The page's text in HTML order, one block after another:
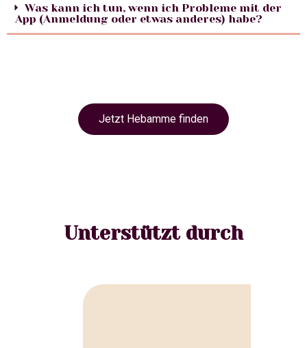
Was kann ich tun, wenn ich Probleme mit der
App (Anmeldung oder etwas anderes) habe?
Jetzt Hebamme finden
Unterstützt durch